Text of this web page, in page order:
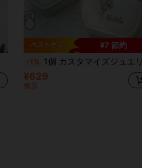
¥7 節約
-1% 1個 カスタマイズジュエリーバッグ、名前と花柄のパーソナライズされたトラベルジュエリーボックス、ハンドル付きコンパクトスクエアピアス収納ボックス、ジュエリーオーガナイザー、ブライズメイドへのギフト
¥629
概算